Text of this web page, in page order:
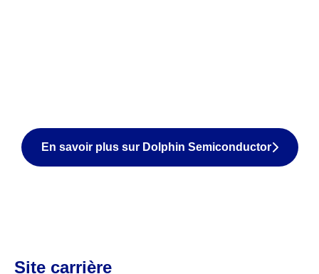
En savoir plus sur Dolphin Semiconductor
Site carrière